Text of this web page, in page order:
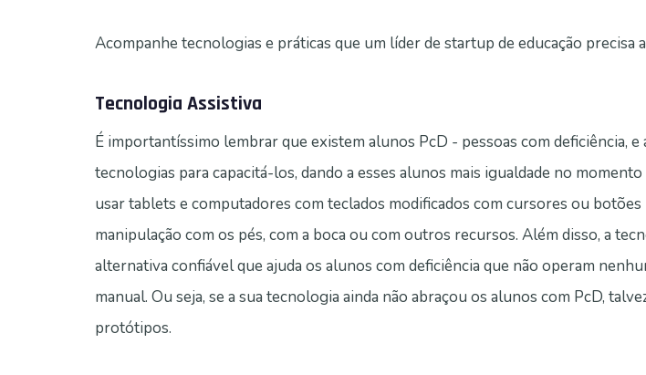
Acompanhe tecnologias e práticas que um líder de startup de educação precisa
Tecnologia Assistiva
É importantíssimo lembrar que existem alunos PcD - pessoas com deficiência,
tecnologias para capacitá-los, dando a esses alunos mais igualdade no
usar tablets e computadores com teclados modificados com cursores ou
manipulação com os pés, com a boca ou com outros recursos. Além disso, a
alternativa confiável que ajuda os alunos com deficiência que não operam
manual. Ou seja, se a sua tecnologia ainda não abraçou os alunos com PcD,
protótipos.